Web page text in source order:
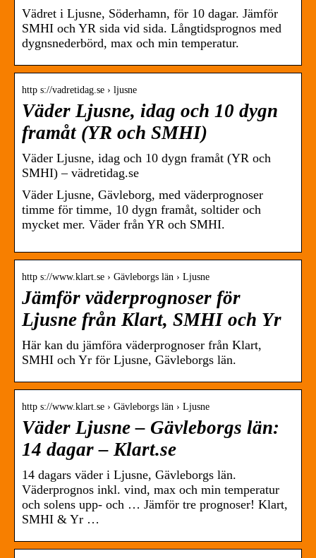
Vädret i Ljusne, Söderhamn, för 10 dagar. Jämför
SMHI och YR sida vid sida. Långtidsprognos med
dygnsnederbörd, max och min temperatur.
http s://vadretidag.se › ljusne
Väder Ljusne, idag och 10 dygn
framåt (YR och SMHI)
Väder Ljusne, idag och 10 dygn framåt (YR och
SMHI) – vädretidag.se
Väder Ljusne, Gävleborg, med väderprognoser
timme för timme, 10 dygn framåt, soltider och
mycket mer. Väder från YR och SMHI.
http s://www.klart.se › Gävleborgs län › Ljusne
Jämför väderprognoser för
Ljusne från Klart, SMHI och Yr
Här kan du jämföra väderprognoser från Klart,
SMHI och Yr för Ljusne, Gävleborgs län.
http s://www.klart.se › Gävleborgs län › Ljusne
Väder Ljusne – Gävleborgs län:
14 dagar – Klart.se
14 dagars väder i Ljusne, Gävleborgs län.
Väderprognos inkl. vind, max och min temperatur
och solens upp- och … Jämför tre prognoser! Klart,
SMHI & Yr …